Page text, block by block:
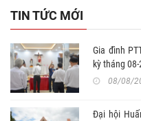
TIN TỨC MỚI
Gia đình
kỳ tháng
08/08/
Đại hội